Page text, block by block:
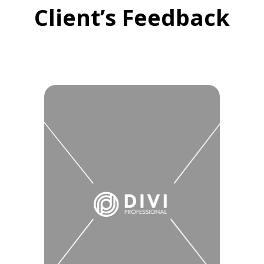
Client’s Feedback